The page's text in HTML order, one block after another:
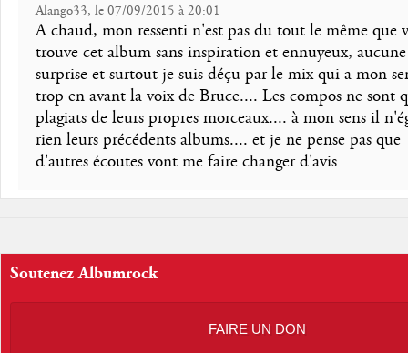
Alango33, le 07/09/2015 à 20:01
A chaud, mon ressenti n'est pas du tout le même que
trouve cet album sans inspiration et ennuyeux, aucune
surprise et surtout je suis déçu par le mix qui a mon
trop en avant la voix de Bruce.... Les compos ne sont
plagiats de leurs propres morceaux.... à mon sens il
rien leurs précédents albums.... et je ne pense pas que
d'autres écoutes vont me faire changer d'avis
Soutenez Albumrock
FAIRE UN DON